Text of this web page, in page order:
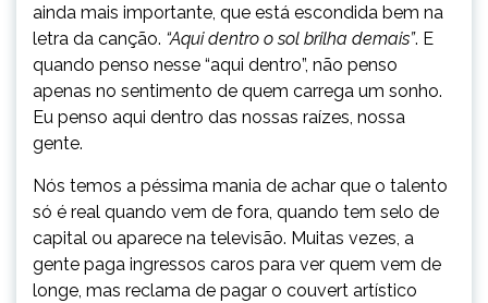
ainda mais importante, que está escondida bem na
letra da canção. “Aqui dentro o sol brilha demais”. E
quando penso nesse “aqui dentro”, não penso
apenas no sentimento de quem carrega um sonho.
Eu penso aqui dentro das nossas raízes, nossa
gente.
Nós temos a péssima mania de achar que o talento
só é real quando vem de fora, quando tem selo de
capital ou aparece na televisão. Muitas vezes, a
gente paga ingressos caros para ver quem vem de
longe, mas reclama de pagar o couvert artístico